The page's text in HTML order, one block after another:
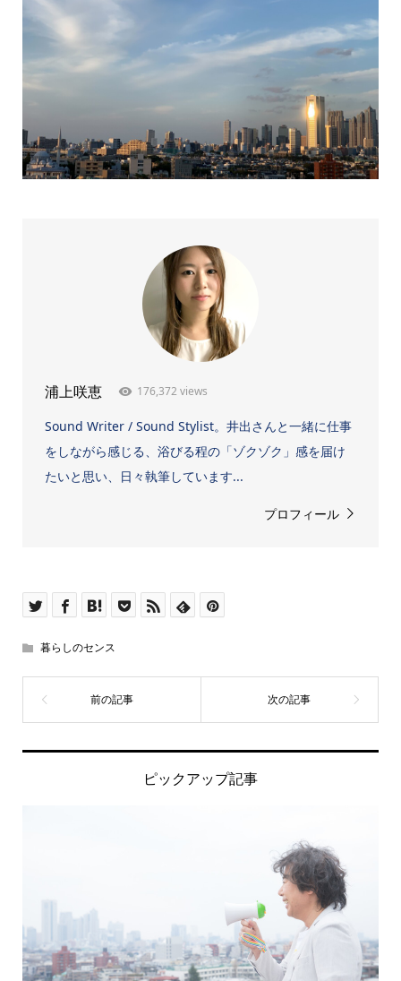
浦上咲恵 176,372 views
Sound Writer / Sound Stylist。井出さんと一緒に仕事
をしながら感じる、浴びる程の「ゾクゾク」感を届け
たいと思い、日々執筆しています...
プロフィール
暮らしのセンス
ピックアップ記事